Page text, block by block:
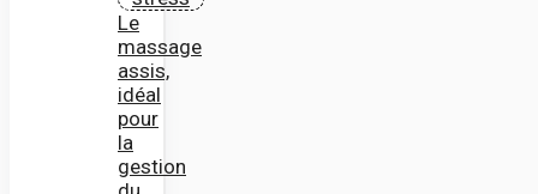
Le
massage
assis,
idéal
pour
la
gestion